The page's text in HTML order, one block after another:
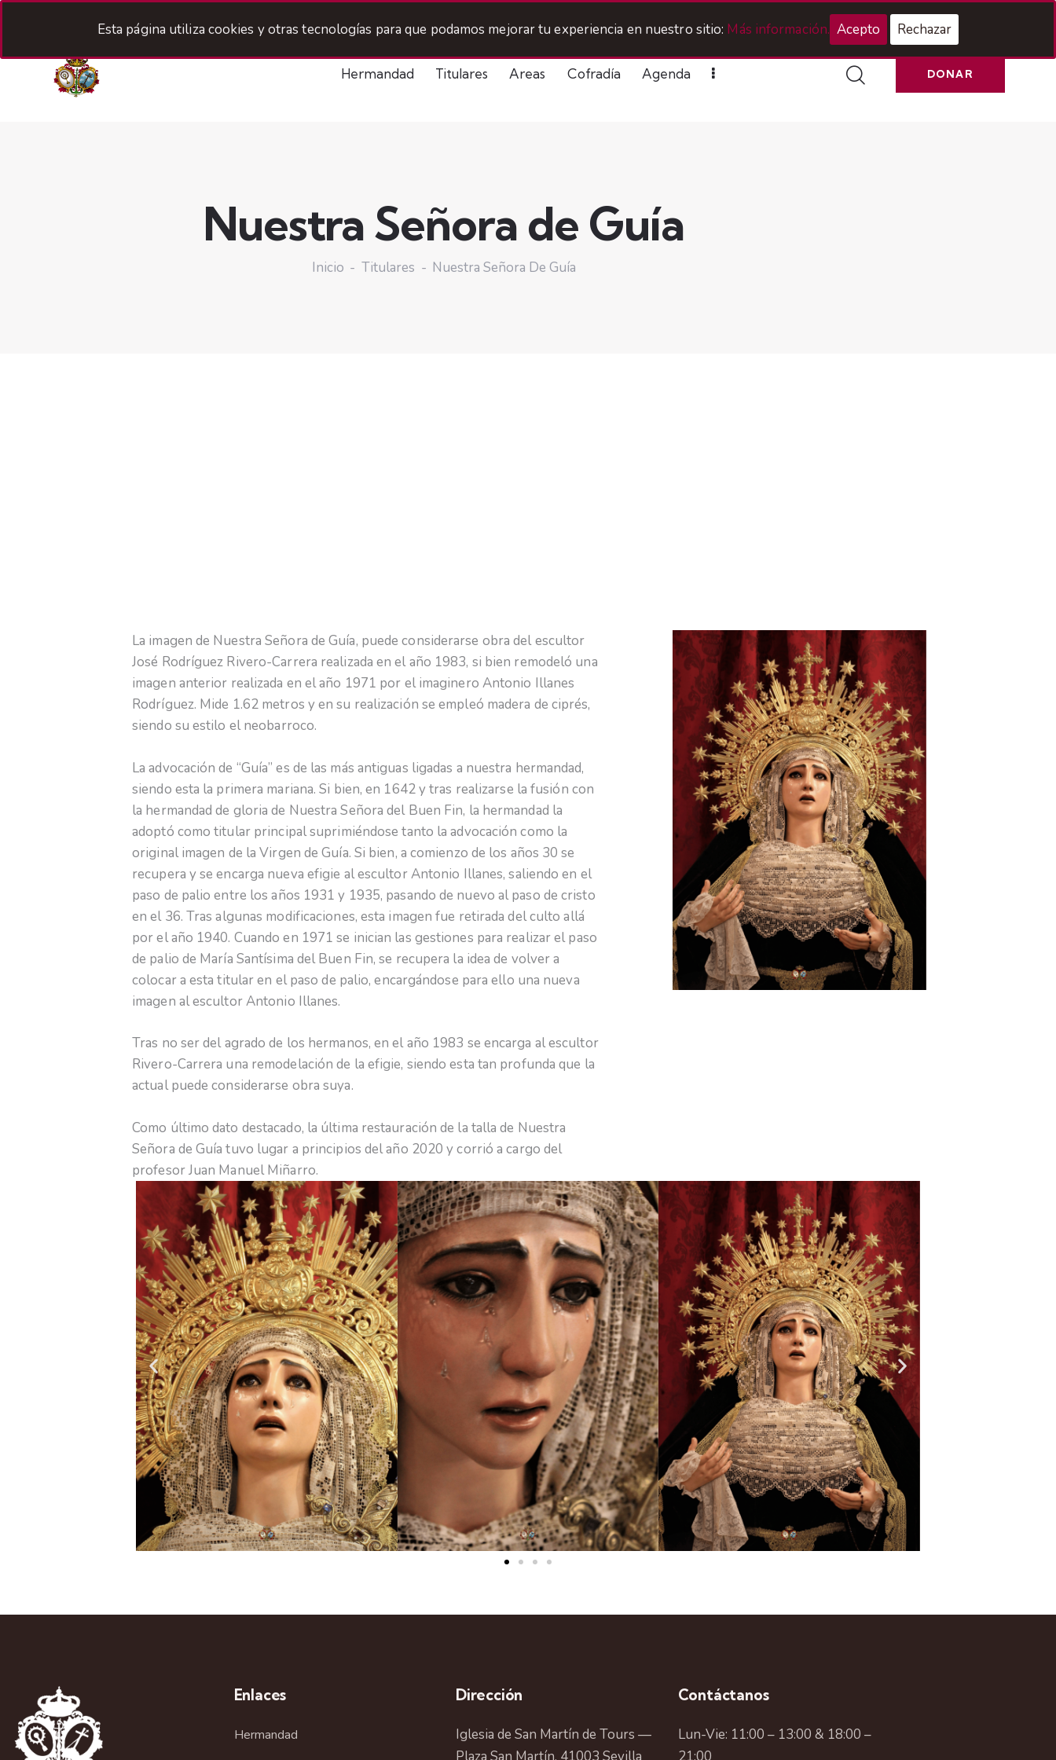
Acceso Hermanos
Hermandad Titulares Areas Cofradía Agenda DONAR
Nuestra Señora de Guía
Inicio Titulares Nuestra Señora De Guía
La imagen de Nuestra Señora de Guía, puede considerarse obra del escultor
José Rodríguez Rivero-Carrera realizada en el año 1983, si bien remodeló una
imagen anterior realizada en el año 1971 por el imaginero Antonio Illanes
Rodríguez. Mide 1.62 metros y en su realización se empleó madera de ciprés,
siendo su estilo el neobarroco.
La advocación de “Guía” es de las más antiguas ligadas a nuestra hermandad,
siendo esta la primera mariana. Si bien, en 1642 y tras realizarse la fusión con
la hermandad de gloria de Nuestra Señora del Buen Fin, la hermandad la
adoptó como titular principal suprimiéndose tanto la advocación como la
original imagen de la Virgen de Guía. Si bien, a comienzo de los años 30 se
recupera y se encarga nueva efigie al escultor Antonio Illanes, saliendo en el
paso de palio entre los años 1931 y 1935, pasando de nuevo al paso de cristo
en el 36. Tras algunas modificaciones, esta imagen fue retirada del culto allá
por el año 1940. Cuando en 1971 se inician las gestiones para realizar el paso
de palio de María Santísima del Buen Fin, se recupera la idea de volver a
colocar a esta titular en el paso de palio, encargándose para ello una nueva
imagen al escultor Antonio Illanes.
Tras no ser del agrado de los hermanos, en el año 1983 se encarga al escultor
Rivero-Carrera una remodelación de la efigie, siendo esta tan profunda que la
actual puede considerarse obra suya.
Como último dato destacado, la última restauración de la talla de Nuestra
Señora de Guía tuvo lugar a principios del año 2020 y corrió a cargo del
profesor Juan Manuel Miñarro.
Enlaces
Hermandad
Dirección
Iglesia de San Martín de Tours —
Contáctanos
Lun-Vie: 11:00 – 13:00 & 18:00 –
Esta página utiliza cookies y otras tecnologías para que podamos mejorar tu experiencia en nuestro sitio: Más información. Acepto Rechazar